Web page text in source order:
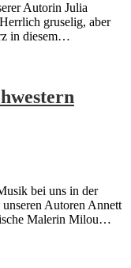
Autorin Julia
gruselig, aber
in diesem…
bei uns in der
Autoren Annett
Malerin Milou…